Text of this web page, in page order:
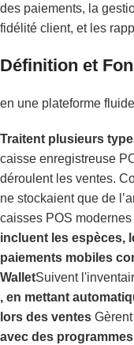
des paiements, la
fidélité client, et les
Définition et
en une plateforme
Traitent plusieurs
caisse enregistreuse
déroulent les ventes.
ne stockaient que de
caisses POS modernes
incluent les espèces,
paiements mobiles
WalletSuivent
, en mettant
lors des ventes
avec des